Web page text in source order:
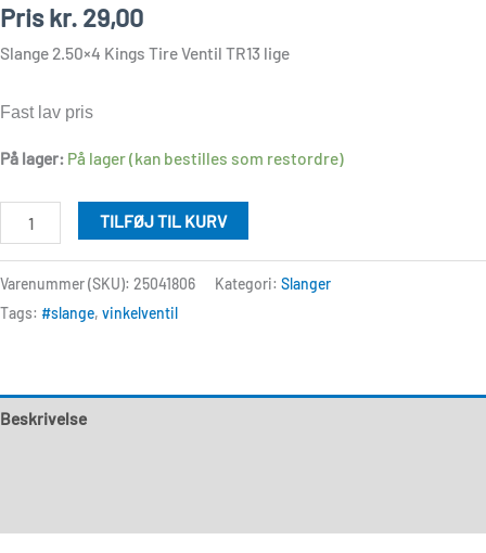
Priskr. 29,00
Slange 2.50×4 Kings Tire Ventil TR13 lige
Fast lav pris
På lager: På lager (kan bestilles som restordre)
antal
TILFØJ TIL KURV
Varenummer (SKU): 25041806 Kategori: Slanger
Tags: #slange, vinkelventil
Beskrivelse